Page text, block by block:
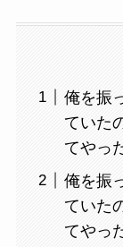
俺を振
ていた
てやっ
俺を振
ていた
てやっ